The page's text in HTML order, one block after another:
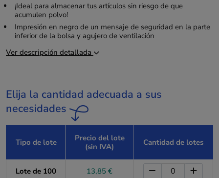
¡Ideal para almacenar tus artículos sin riesgo de que
acumulen polvo!
Impresión en negro de un mensaje de seguridad en la parte
inferior de la bolsa y agujero de ventilación
Ver descripción detallada
Elija la cantidad adecuada a sus
necesidades
Tipo de lote
Precio del lote
(sin IVA)
Cantidad de lotes
Lote de 100 13,85 €